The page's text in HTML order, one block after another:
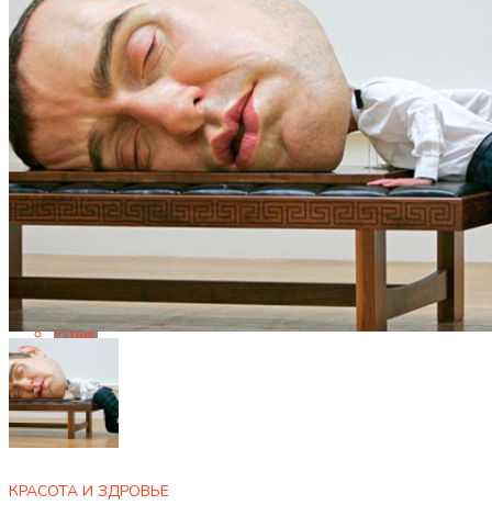
Flipboard
Reddit
Pinterest
Whatsapp
Whatsapp
Email
КРАСОТА И ЗДРОВЬЕ